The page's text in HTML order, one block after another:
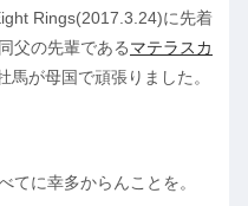
Rings(2017.3.24)に先着
父の先輩であるマテラスカ
馬が母国で頑張りました。
てに幸多からんことを。